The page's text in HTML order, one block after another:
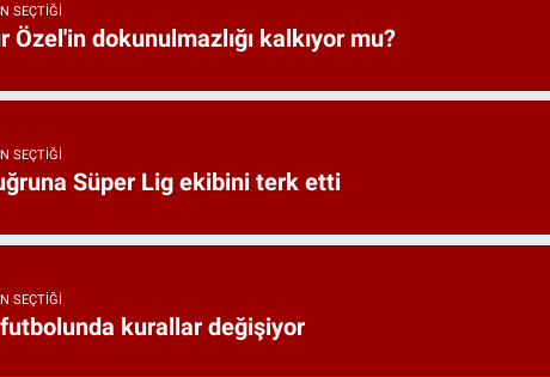
SEÇTIĞI
Özel'in dokunulmazlığı kalkıyor mu?
SEÇTIĞI
Süper Lig ekibini terk etti
SEÇTIĞI
kurallar değişiyor